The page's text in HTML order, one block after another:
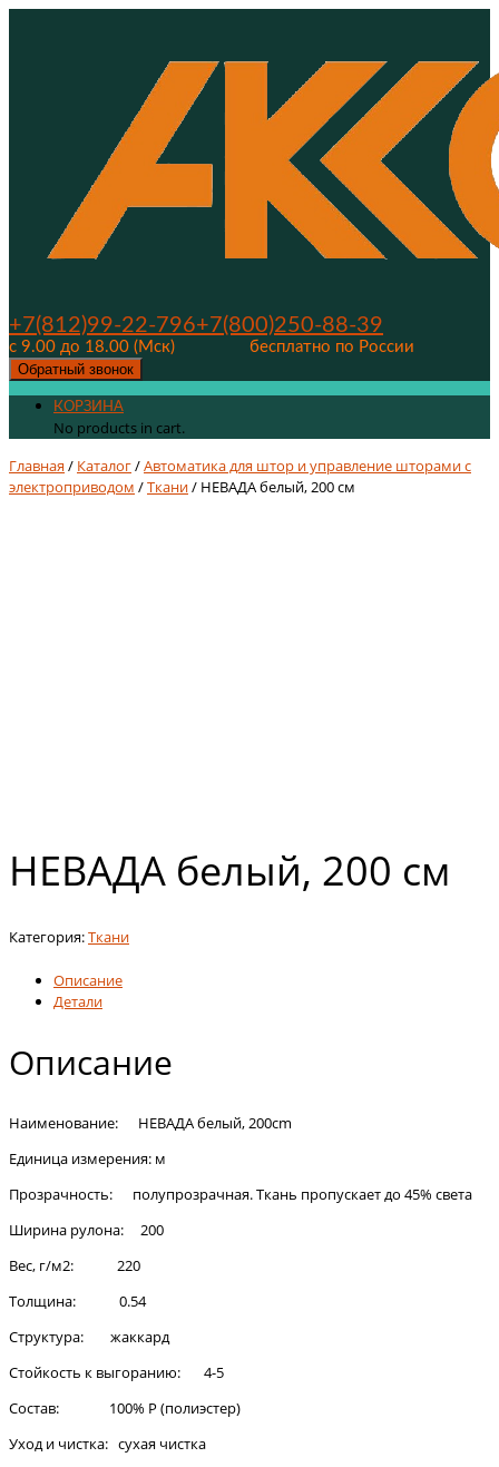
+7(812)99-22-796+7(800)250-88-39
с 9.00 до 18.00 (Мск)
бесплатно по России
Обратный звонок
КОРЗИНА
No products in cart.
Главная/ Каталог/Автоматика для штор и управление шторами с
электроприводом /Ткани/ НЕВАДА белый, 200 см
НЕВАДА белый, 200 см
Категория:Ткани
Описание
Детали
Описание
Наименование: НЕВАДА белый, 200cm
Единица измерения: м
Прозрачность: полупрозрачная. Ткань пропускает до 45% света
Ширина рулона: 200
Вес, г/м2: 220
Толщина: 0.54
Структура: жаккард
Стойкость к выгоранию: 4-5
Состав: 100% Р (полиэстер)
Уход и чистка: сухая чистка